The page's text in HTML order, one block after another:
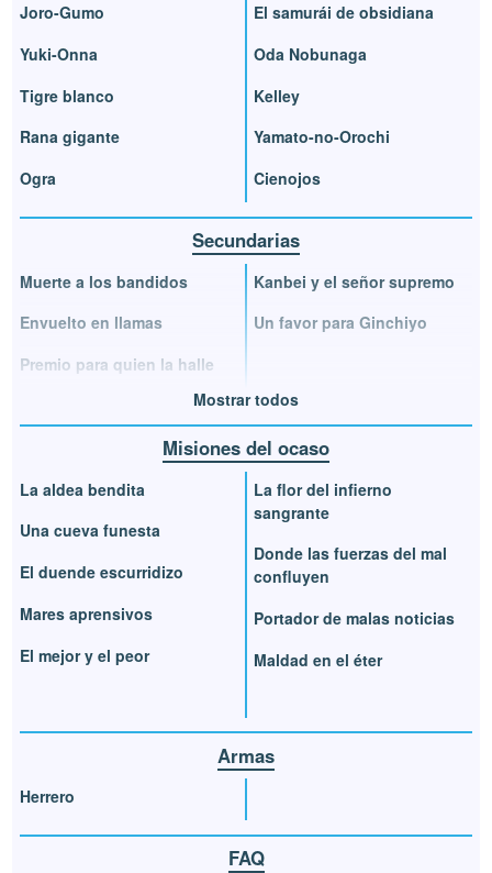
Joro-Gumo
Yuki-Onna
Tigre blanco
Rana gigante
Ogra
El samurái de obsidiana
Oda Nobunaga
Kelley
Yamato-no-Orochi
Cienojos
Secundarias
Muerte a los bandidos
Envuelto en llamas
Premio para quien la halle
Kanbei y el señor supremo
Un favor para Ginchiyo
Mostrar todos
Misiones del ocaso
La aldea bendita
Una cueva funesta
El duende escurridizo
Mares aprensivos
El mejor y el peor
La flor del infierno
sangrante
Donde las fuerzas del mal
confluyen
Portador de malas noticias
Maldad en el éter
Armas
Herrero
FAQ